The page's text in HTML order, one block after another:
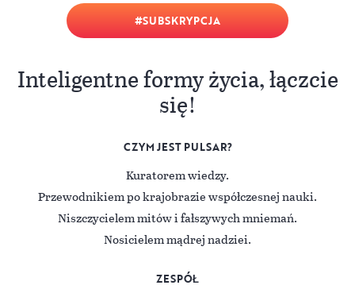
SUBSKRYPCJA
Inteligentne formy życia, łączcie
się!
CZYM JEST PULSAR?
Kuratorem wiedzy.
Przewodnikiem po krajobrazie współczesnej nauki.
Niszczycielem mitów i fałszywych mniemań.
Nosicielem mądrej nadziei.
ZESPÓŁ